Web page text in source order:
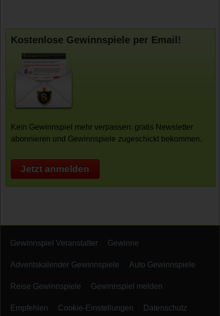
Kostenlose Gewinnspiele per Email!
Kein Gewinnspiel mehr verpassen: gratis Newsletter
abonnieren und Gewinnspiele zugeschickt bekommen.
Jetzt anmelden
Gewinnspiel Veranstalter Gewinne
Adventskalender Gewinnspiele Auto Gewinnspiele
Reise Gewinnspiele Gewinnspiel melden
Empfehlen Cookie-Einstellungen Datenschutz